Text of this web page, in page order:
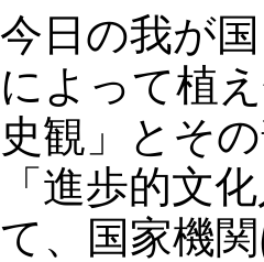
今日の我が
によって植
史観」とそ
「進歩的文
て、国家機